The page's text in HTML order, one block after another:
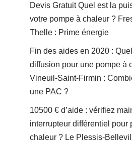
Devis Gratuit Quel est la
votre pompe à chaleur ?
Thelle : Prime énergie
Fin des aides en 2020 :
diffusion pour une pompe à
Vineuil-Saint-Firmin :
une PAC ?
10500 € d’aide : vérifiez
interrupteur différentiel pour
chaleur ? Le Plessis-